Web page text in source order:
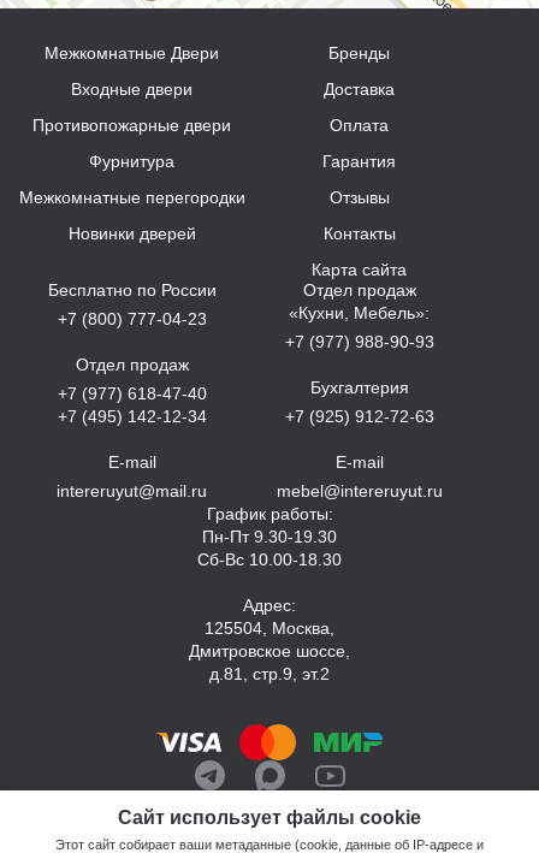
Сайт использует файлы cookie
Этот сайт собирает ваши метаданные (cookie, данные об IP-адресе и
Межкомнатные Двери
Входные двери
Противопожарные двери
Фурнитура
Межкомнатные перегородки
Новинки дверей
Бренды
Доставка
Оплата
Гарантия
Отзывы
Контакты
Карта сайта
Бесплатно по России
+7 (800) 777-04-23
Отдел продаж
+7 (977) 618-47-40
+7 (495) 142-12-34
E-mail
intereruyut@mail.ru
Отдел продаж
«Кухни, Мебель»:
+7 (977) 988-90-93
Бухгалтерия
+7 (925) 912-72-63
E-mail
mebel@intereruyut.ru
График работы:
Пн-Пт 9.30-19.30
Сб-Вс 10.00-18.30
Адрес:
125504, Москва,
Дмитровское шоссе,
д.81, стр.9, эт.2